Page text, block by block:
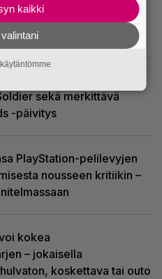
joka on suunniteltu täysin
ympärille
sekä merkittävä
-päivitys
PlayStation-pelilevyjen
nousseen kritiikin –
kokea
– jokaisella
koskettava tai outo
kaikki